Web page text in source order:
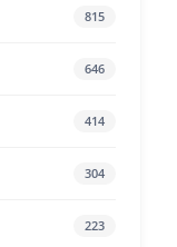
815
646
414
304
223